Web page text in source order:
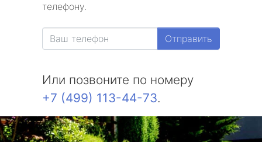
телефону.
Отправить
Или позвоните по номеру
+7 (499) 113-44-73.